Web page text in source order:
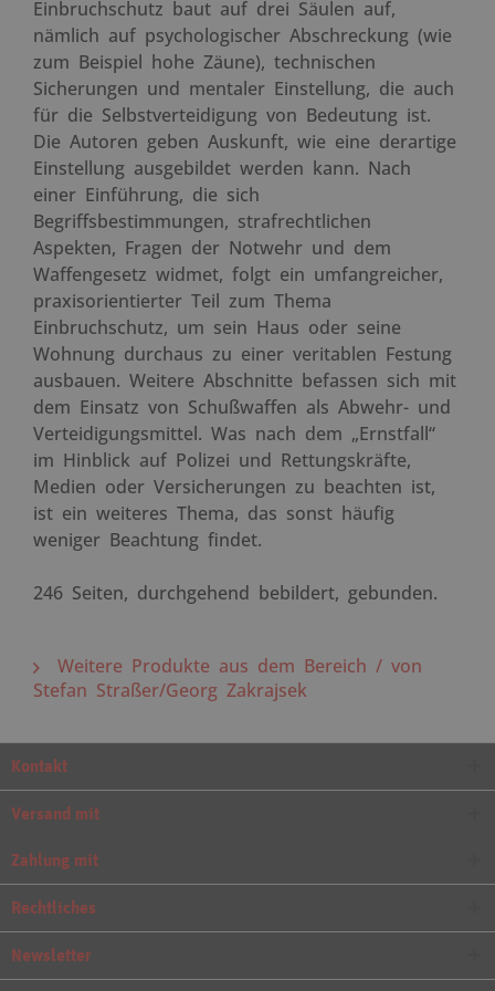
Einbruchschutz baut auf drei Säulen auf,
nämlich auf psychologischer Abschreckung (wie
zum Beispiel hohe Zäune), technischen
Sicherungen und mentaler Einstellung, die auch
für die Selbstverteidigung von Bedeutung ist.
Die Autoren geben Auskunft, wie eine derartige
Einstellung ausgebildet werden kann. Nach
einer Einführung, die sich
Begriffsbestimmungen, strafrechtlichen
Aspekten, Fragen der Notwehr und dem
Waffengesetz widmet, folgt ein umfangreicher,
praxisorientierter Teil zum Thema
Einbruchschutz, um sein Haus oder seine
Wohnung durchaus zu einer veritablen Festung
ausbauen. Weitere Abschnitte befassen sich mit
dem Einsatz von Schußwaffen als Abwehr- und
Verteidigungsmittel. Was nach dem „Ernstfall“
im Hinblick auf Polizei und Rettungskräfte,
Medien oder Versicherungen zu beachten ist,
ist ein weiteres Thema, das sonst häufig
weniger Beachtung findet.
246 Seiten, durchgehend bebildert, gebunden.
Weitere Produkte aus dem Bereich / von
Stefan Straßer/Georg Zakrajsek
Kontakt
Versand mit
Zahlung mit
Rechtliches
Newsletter